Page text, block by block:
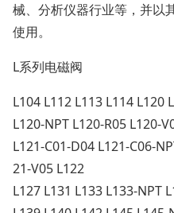
械、分析仪器行业等，并以
使用。
L系列电磁阀
L104 L112 L113 L114 L120
L120-NPT L120-R05 L120-
L121-C01-D04 L121-C06-
21-V05 L122
L127 L131 L133 L133-NPT